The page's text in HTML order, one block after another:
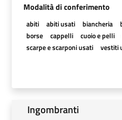
Modalità di conferimento
abiti abiti usati biancheria
borse
cappelli cuoio e pelli
scarpe e scarponi usati
vestiti
Ingombranti